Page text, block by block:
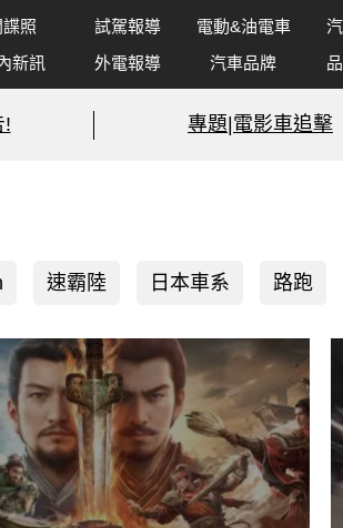
諜照 試駕報導 電動&油電車
新訊 外電報導 汽車品牌
! 專題|電影車追擊
速霸陸 日本車系 路跑